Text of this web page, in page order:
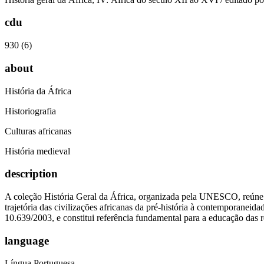
cdu
930 (6)
about
História da África
Historiografia
Culturas africanas
História medieval
description
A coleção História Geral da África, organizada pela UNESCO,
trajetória das civilizações africanas da pré-história à
10.639/2003, e constitui referência fundamental para a educação das
language